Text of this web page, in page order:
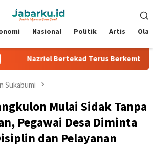
Nasional Politik Artis
Bertekad Terus Berkembang, Siap
Sukabumi
Mulai Sidak Tanpa
Pegawai Desa Diminta
dan Pelayanan